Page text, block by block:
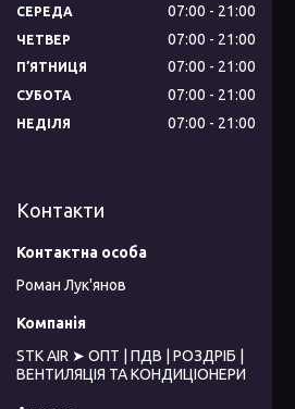
СЕРЕДА 07:00 21:00
ЧЕТВЕР 07:00 21:00
ПʼЯТНИЦЯ 07:00 21:00
СУБОТА 07:00 21:00
НЕДІЛЯ 07:00 21:00
Контакти
Роман Лук'янов
STK AIR ➤ ОПТ | ПДВ | РОЗДРІБ |
ВЕНТИЛЯЦІЯ ТА КОНДИЦІОНЕРИ